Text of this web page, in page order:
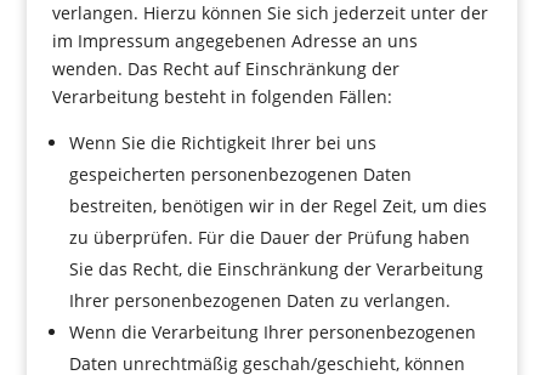
verlangen. Hierzu können Sie sich jederzeit unter der
im Impressum angegebenen Adresse an uns
wenden. Das Recht auf Einschränkung der
Verarbeitung besteht in folgenden Fällen:
Wenn Sie die Richtigkeit Ihrer bei uns
gespeicherten personenbezogenen Daten
bestreiten, benötigen wir in der Regel Zeit, um dies
zu überprüfen. Für die Dauer der Prüfung haben
Sie das Recht, die Einschränkung der Verarbeitung
Ihrer personenbezogenen Daten zu verlangen.
Wenn die Verarbeitung Ihrer personenbezogenen
Daten unrechtmäßig geschah/geschieht, können